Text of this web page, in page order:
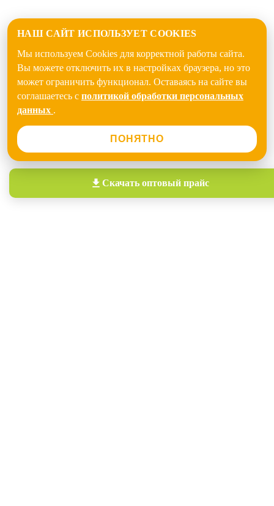
НАШ САЙТ ИСПОЛЬЗУЕТ COOKIES
Мы используем Cookies для корректной работы сайта.
Вы можете отключить их в настройках браузера, но это
может ограничить функционал. Оставаясь на сайте вы
соглашаетесь с политикой обработки персональных
данных .
ПОНЯТНО
Скачать оптовый прайс